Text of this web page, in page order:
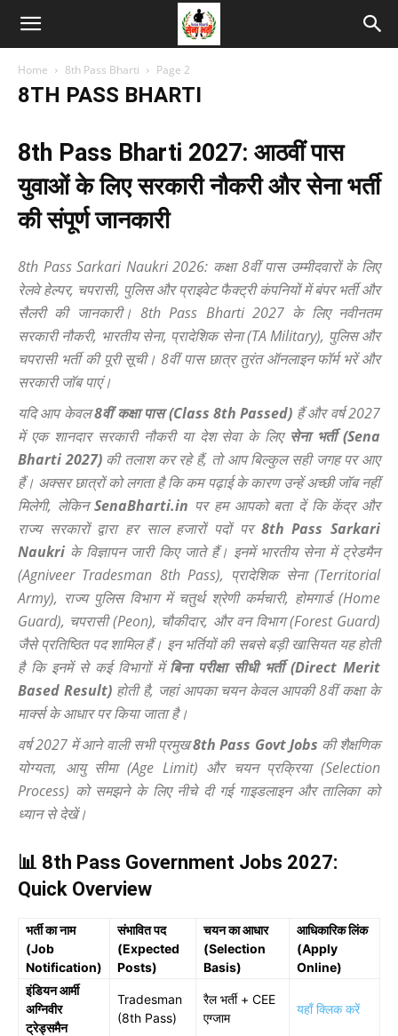
Home 8th Pass Bharti Page 2
8TH PASS BHARTI
8th Pass Bharti 2027: आठवीं पास
युवाओं के लिए सरकारी नौकरी और सेना भर्ती
की संपूर्ण जानकारी
8th Pass Sarkari Naukri 2026: कक्षा 8वीं पास उम्मीदवारों के लिए
रेलवे हेल्पर, चपरासी, पुलिस और प्राइवेट फैक्ट्री कंपनियों में बंपर भर्ती और
सैलरी की जानकारी। 8th Pass Bharti 2027 के लिए नवीनतम
सरकारी नौकरी, भारतीय सेना, प्रादेशिक सेना (TA Military), पुलिस और
चपरासी भर्ती की पूरी सूची। 8वीं पास छात्र तुरंत ऑनलाइन फॉर्म भरें और
सरकारी जॉब पाएं।
यदि आप केवल8वीं कक्षा पास (Class 8th Passed) हैं और वर्ष 2027
में एक शानदार सरकारी नौकरी या देश सेवा के लिए सेना भर्ती (Sena
Bharti 2027)की तलाश कर रहे हैं, तो आप बिल्कुल सही जगह पर आए
हैं। अक्सर छात्रों को लगता है कि कम पढ़ाई के कारण उन्हें अच्छी जॉब नहीं
मिलेगी, लेकिनSenaBharti.in पर हम आपको बता दें कि केंद्र और
राज्य सरकारों द्वारा हर साल हजारों पदों पर 8th Pass Sarkari
Naukri के विज्ञापन जारी किए जाते हैं। इनमें भारतीय सेना में ट्रेडमैन
(Agniveer Tradesman 8th Pass), प्रादेशिक सेना (Territorial
Army), राज्य पुलिस विभाग में चतुर्थ श्रेणी कर्मचारी, होमगार्ड (Home
Guard), चपरासी (Peon), चौकीदार, और वन विभाग (Forest Guard)
जैसे प्रतिष्ठित पद शामिल हैं। इन भर्तियों की सबसे बड़ी खासियत यह होती
है कि इनमें से कई विभागों मेंबिना परीक्षा सीधी भर्ती (Direct Merit
Based Result)होती है, जहां आपका चयन केवल आपकी 8वीं कक्षा के
मार्क्स के आधार पर किया जाता है।
वर्ष 2027 में आने वाली सभी प्रमुख8th Pass Govt Jobs की शैक्षणिक
योग्यता, आयु सीमा (Age Limit) और चयन प्रक्रिया (Selection
Process) को समझने के लिए नीचे दी गई गाइडलाइन और तालिका को
ध्यान से देखें।
📊 8th Pass Government Jobs 2027:
Quick Overview
भर्ती का नाम
(Job
Notification)
संभावित पद
(Expected
Posts)
चयन का आधार
(Selection
Basis)
आधिकारिक लिंक
(Apply
Online)
इंडियन आर्मी
अग्निवीर
ट्रेड्समैन
Tradesman
(8th Pass)
रैल भर्ती + CEE
एग्जाम
यहाँ क्लिक करें